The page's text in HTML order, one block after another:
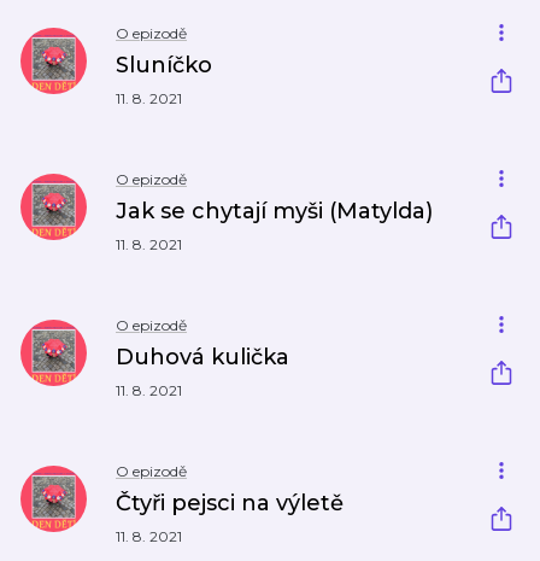
O epizodě
Sluníčko
11. 8. 2021
O epizodě
Jak se chytají myši (Matylda)
11. 8. 2021
O epizodě
Duhová kulička
11. 8. 2021
O epizodě
Čtyři pejsci na výletě
11. 8. 2021